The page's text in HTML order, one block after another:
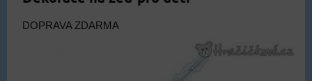
DOPRAVA ZDARMA